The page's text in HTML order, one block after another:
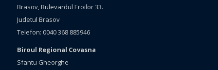
Brasov, Bulevardul Eroilor 33.
Judetul Brasov
Telefon: 0040 368 885946
Biroul Regional Covasna
Sfantu Gheorghe